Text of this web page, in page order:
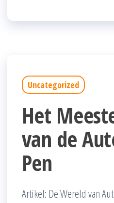
Uncategorized
Het
van de
Pen
Artikel: De Wereld van